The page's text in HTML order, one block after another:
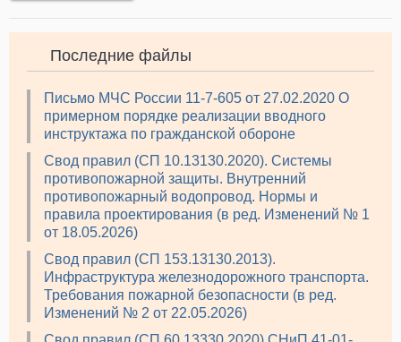
Последние файлы
Письмо МЧС России 11-7-605 от 27.02.2020 О
примерном порядке реализации вводного
инструктажа по гражданской обороне
Свод правил (СП 10.13130.2020). Системы
противопожарной защиты. Внутренний
противопожарный водопровод. Нормы и
правила проектирования (в ред. Изменений № 1
от 18.05.2026)
Свод правил (СП 153.13130.2013).
Инфраструктура железнодорожного транспорта.
Требования пожарной безопасности (в ред.
Изменений № 2 от 22.05.2026)